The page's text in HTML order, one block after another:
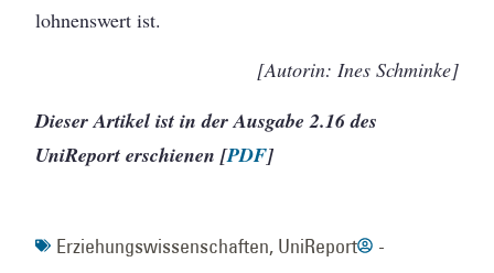
lohnenswert ist.
[Autorin: Ines Schminke]
Dieser Artikel ist in der Ausgabe 2.16 des
UniReport erschienen [PDF]
Erziehungswissenschaften, UniReport -